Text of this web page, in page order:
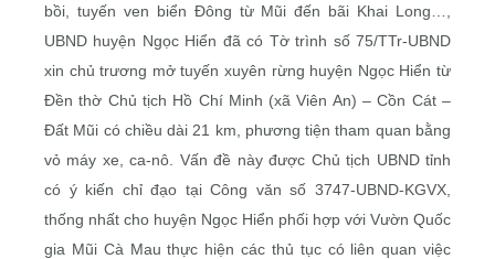
bồi, tuyến ven biển Ðông từ Mũi đến bãi Khai Long…,
UBND huyện Ngọc Hiển đã có Tờ trình số 75/TTr-UBND
xin chủ trương mở tuyến xuyên rừng huyện Ngọc Hiển từ
Ðền thờ Chủ tịch Hồ Chí Minh (xã Viên An) – Cồn Cát –
Ðất Mũi có chiều dài 21 km, phương tiện tham quan bằng
vỏ máy xe, ca-nô. Vấn đề này được Chủ tịch UBND tỉnh
có ý kiến chỉ đạo tại Công văn số 3747-UBND-KGVX,
thống nhất cho huyện Ngọc Hiển phối hợp với Vườn Quốc
gia Mũi Cà Mau thực hiện các thủ tục có liên quan việc